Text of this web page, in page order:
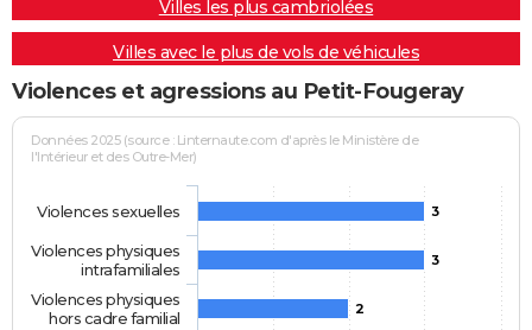
Villes les plus cambriolées
Villes avec le plus de vols de véhicules
Violences et agressions au Petit-Fougeray
Données 2025 (source : Linternaute.com d'après le Ministère de
l'Intérieur et des Outre-Mer)
3
3
2
Violences sexuelles
Violences physiques
intrafamiliales
Violences physiques
hors cadre familial